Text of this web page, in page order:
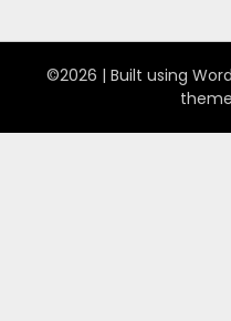
©2026 | Built using